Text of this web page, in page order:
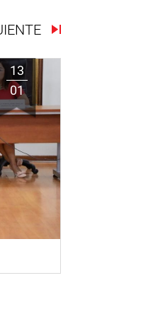
13
01